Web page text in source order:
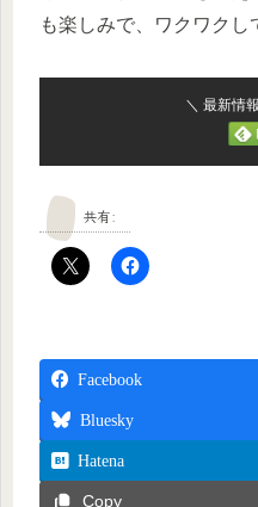
も楽しみで、ワクワクし
＼ 最新情
共有:
Facebook
Bluesky
Hatena
Copy